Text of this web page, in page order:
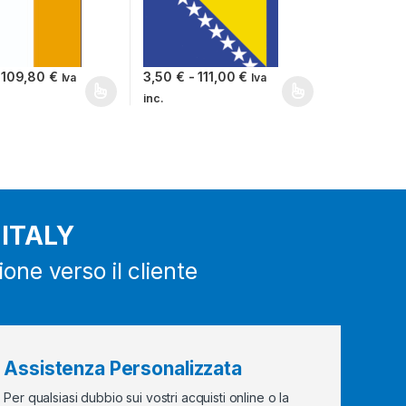
del prodotto
€ a 111,00 €
essere scelte nella pagina del prodotto
109,80 €Fascia di prezzo: da 3,50 € a 109,80 €
Iva
ha più varianti. Le opzioni possono essere scelte nella
3,50 € - 111,00 € Fascia di prezzo: da
Iva
inc.
Questo prodotto ha più varianti. Le opzioni
verso il cliente
Assistenza Personalizzata
Per qualsiasi dubbio sui vostri acquisti online o la